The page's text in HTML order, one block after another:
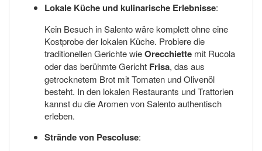
Lokale Küche und kulinarische Erlebnisse:
Kein Besuch in Salento wäre komplett ohne eine
Kostprobe der lokalen Küche. Probiere die
traditionellen Gerichte wieOrecchiette mit Rucola
oder das berühmte Gericht Frisa, das aus
getrocknetem Brot mit Tomaten und Olivenöl
besteht. In den lokalen Restaurants und Trattorien
kannst du die Aromen von Salento authentisch
erleben.
Strände von Pescoluse: